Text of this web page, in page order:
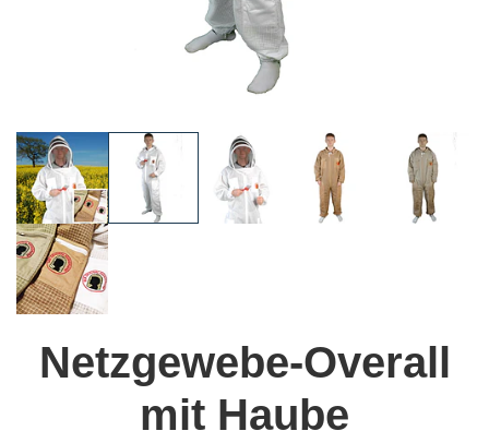
Netzgewebe-Overall
mit Haube